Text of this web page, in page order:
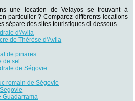
une location de Velayos se trouvant à
particulier ? Comparez différents locations
sépare des sites touristiques ci-dessous…
d'Avila
de Thérèse d'Avila
de pinares
de sel
de Ségovie
romain de Ségovie
Guadarrama